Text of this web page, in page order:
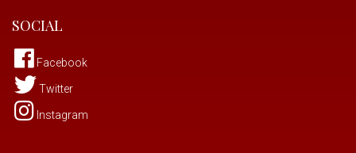
SOCIAL
Facebook
Twitter
Instagram